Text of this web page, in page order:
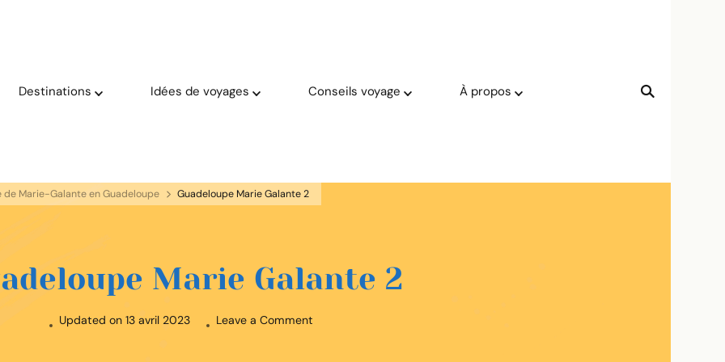
Destinations Idées de voyages Conseils voyage À propos
de Marie-Galante en Guadeloupe Guadeloupe Marie Galante 2
Marie Galante 2
Updated on 13 avril 2023 Leave a Comment